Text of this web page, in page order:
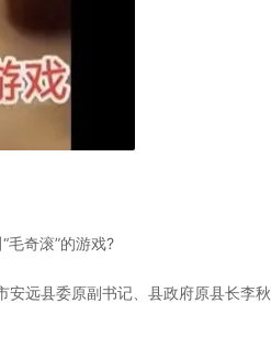
奇滚”的游戏?
远县委原副书记、县政府原县长李秋